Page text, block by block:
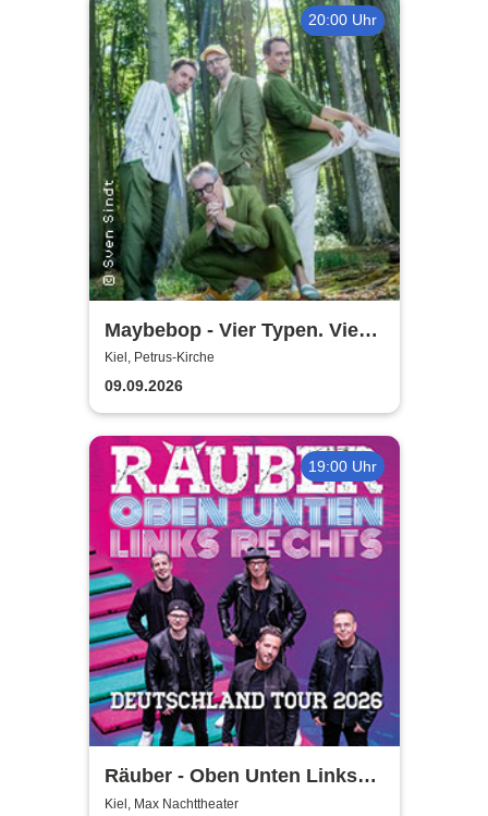
20:00 Uhr
Maybebop - Vier Typen. Vier
Mikrofone. Sonst nichts.
Kiel, Petrus-Kirche
09.09.2026
19:00 Uhr
Räuber - Oben Unten Links
Rechts
Kiel, Max Nachttheater